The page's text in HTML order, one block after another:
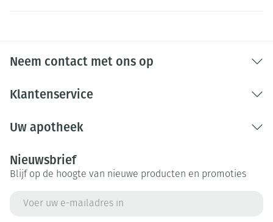
Neem contact met ons op
Klantenservice
Uw apotheek
Nieuwsbrief
Blijf op de hoogte van nieuwe producten en promoties